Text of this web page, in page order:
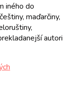
iného do
maďarčiny,
autori